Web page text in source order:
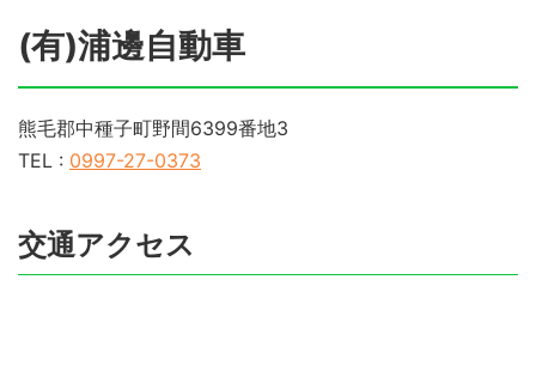
(有)浦邊自動車
熊毛郡中種子町野間6399番地3
TEL : 0997-27-0373
交通アクセス